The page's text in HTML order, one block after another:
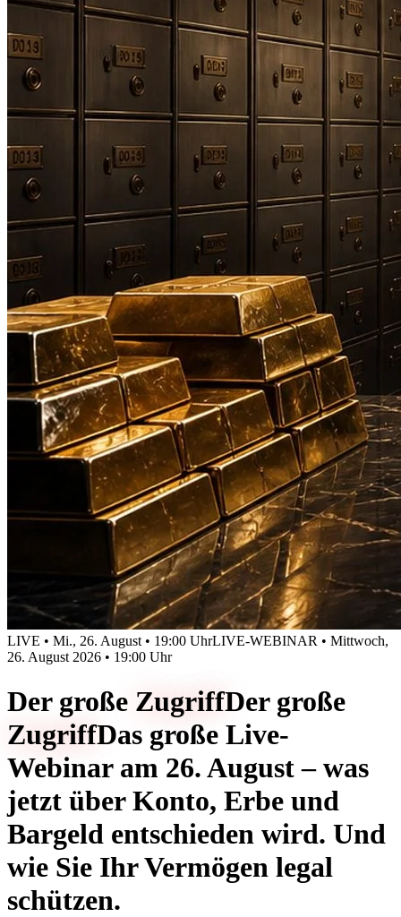
LIVE • Mi., 26. August • 19:00 UhrLIVE-WEBINAR • Mittwoch,
26. August 2026 • 19:00 Uhr
Der große ZugriffDer große
ZugriffDas große Live-
Webinar am 26. August – was
jetzt über Konto, Erbe und
Bargeld entschieden wird. Und
wie Sie Ihr Vermögen legal
schützen.